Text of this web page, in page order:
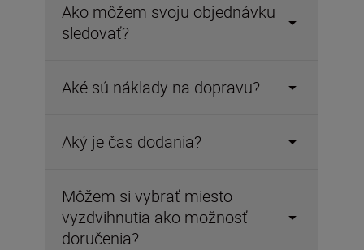
Ako môžem svoju objednávku
sledovať?
Aké sú náklady na dopravu?
Aký je čas dodania?
Môžem si vybrať miesto
vyzdvihnutia ako možnosť
doručenia?